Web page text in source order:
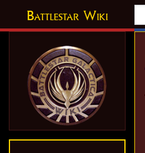
Battlestar Wiki